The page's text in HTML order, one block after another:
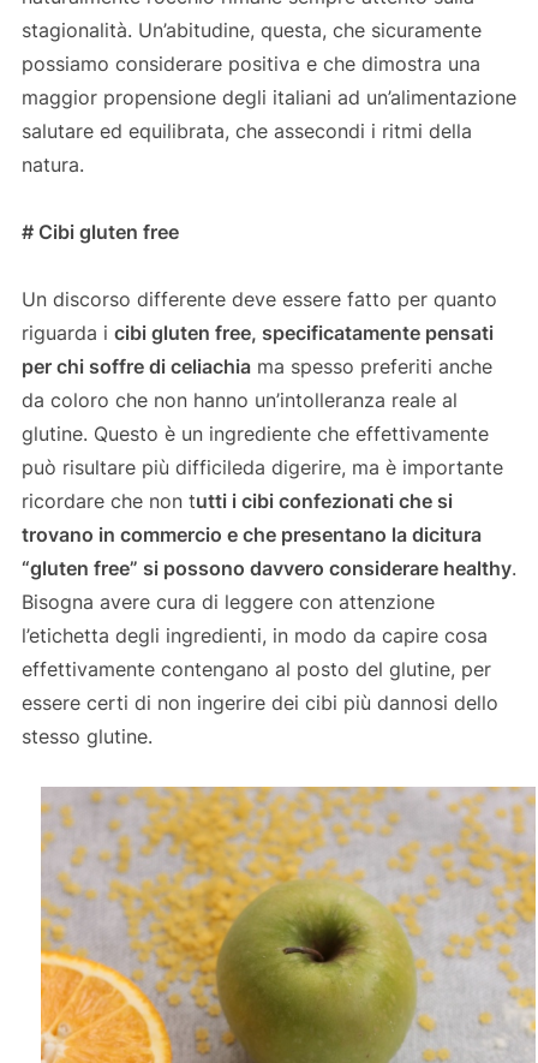
stagionalità. Un’abitudine, questa, che sicuramente
possiamo considerare positiva e che dimostra una
maggior propensione degli italiani ad un’alimentazione
salutare ed equilibrata, che assecondi i ritmi della
natura.
# Cibi gluten free
Un discorso differente deve essere fatto per quanto
riguarda i cibi gluten free, specificatamente pensati
per chi soffre di celiachiama spesso preferiti anche
da coloro che non hanno un’intolleranza reale al
glutine. Questo è un ingrediente che effettivamente
può risultare più difficileda digerire, ma è importante
ricordare che non tutti i cibi confezionati che si
trovano in commercio e che presentano la dicitura
“gluten free” si possono davvero considerare healthy.
Bisogna avere cura di leggere con attenzione
l’etichetta degli ingredienti, in modo da capire cosa
effettivamente contengano al posto del glutine, per
essere certi di non ingerire dei cibi più dannosi dello
stesso glutine.